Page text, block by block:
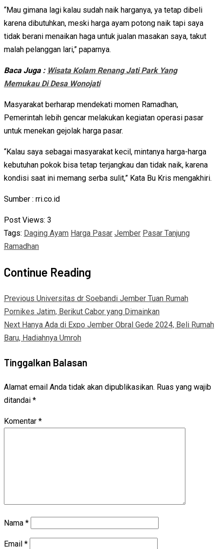
“Mau gimana lagi kalau sudah naik harganya, ya tetap dibeli
karena dibutuhkan, meski harga ayam potong naik tapi saya
tidak berani menaikan haga untuk jualan masakan saya, takut
malah pelanggan lari,” paparnya.
Baca Juga : Wisata Kolam Renang Jati Park Yang
Memukau Di Desa Wonojati
Masyarakat berharap mendekati momen Ramadhan,
Pemerintah lebih gencar melakukan kegiatan operasi pasar
untuk menekan gejolak harga pasar.
“Kalau saya sebagai masyarakat kecil, mintanya harga-harga
kebutuhan pokok bisa tetap terjangkau dan tidak naik, karena
kondisi saat ini memang serba sulit,” Kata Bu Kris mengakhiri.
Sumber : rri.co.id
Post Views: 3
Tags: Daging Ayam Harga Pasar Jember Pasar Tanjung
Ramadhan
Continue Reading
Previous Universitas dr Soebandi Jember Tuan Rumah
Pornikes Jatim, Berikut Cabor yang Dimainkan
Next Hanya Ada di Expo Jember Obral Gede 2024, Beli Rumah
Baru, Hadiahnya Umroh
Tinggalkan Balasan
Alamat email Anda tidak akan dipublikasikan. Ruas yang wajib
ditandai *
Komentar *
Nama *
Email *